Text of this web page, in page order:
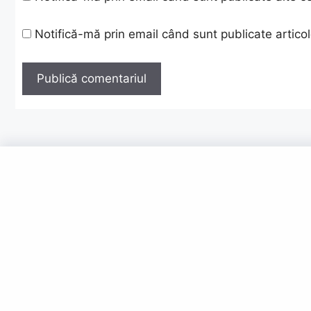
Notifică-mă prin email când sunt publicate